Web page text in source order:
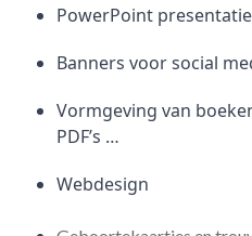
PowerPoint
Banners voor social
Vormgeving van
PDF’s …
Webdesign